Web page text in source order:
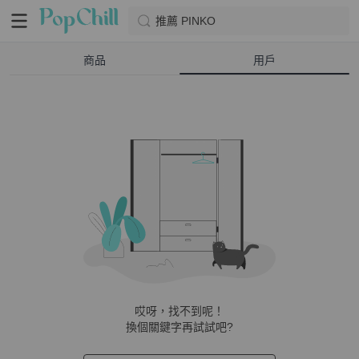
推薦 PINKO
商品 用戶
哎呀，找不到呢！
換個關鍵字再試試吧?